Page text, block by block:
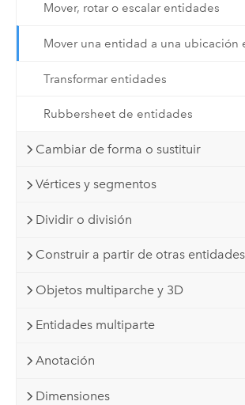
Mover, rotar o escalar entidades
Mover una entidad a una ubicación
Transformar entidades
Rubbersheet de entidades
Cambiar de forma o sustituir
Vértices y segmentos
Dividir o división
Construir a partir de otras entidades
Objetos multiparche y 3D
Entidades multiparte
Anotación
Dimensiones